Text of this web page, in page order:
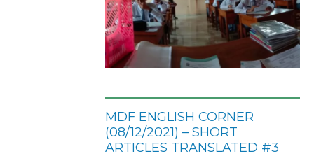
MDF ENGLISH CORNER
(08/12/2021) – SHORT
ARTICLES TRANSLATED #3